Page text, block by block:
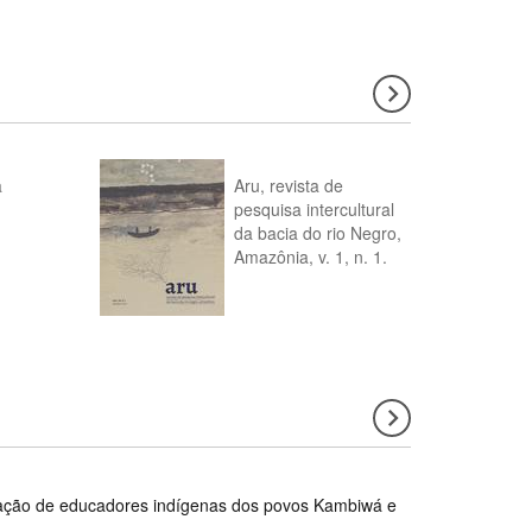
Aru, revista de
pesquisa intercultural
da bacia do rio Negro,
Amazônia, v. 1, n. 1.
de educadores indígenas dos povos Kambiwá e